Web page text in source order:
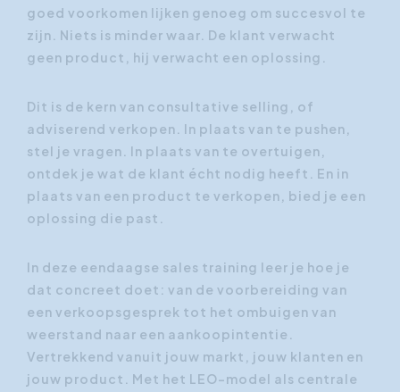
goed voorkomen lijken genoeg om succesvol te
zijn. Niets is minder waar. De klant verwacht
geen product, hij verwacht een oplossing.
Dit is de kern van consultative selling, of
adviserend verkopen. In plaats van te pushen,
stel je vragen. In plaats van te overtuigen,
ontdek je wat de klant écht nodig heeft. En in
plaats van een product te verkopen, bied je een
oplossing die past.
In deze eendaagse sales training leer je hoe je
dat concreet doet: van de voorbereiding van
een verkoopsgesprek tot het ombuigen van
weerstand naar een aankoopintentie.
Vertrekkend vanuit jouw markt, jouw klanten en
jouw product. Met het LEO-model als centrale